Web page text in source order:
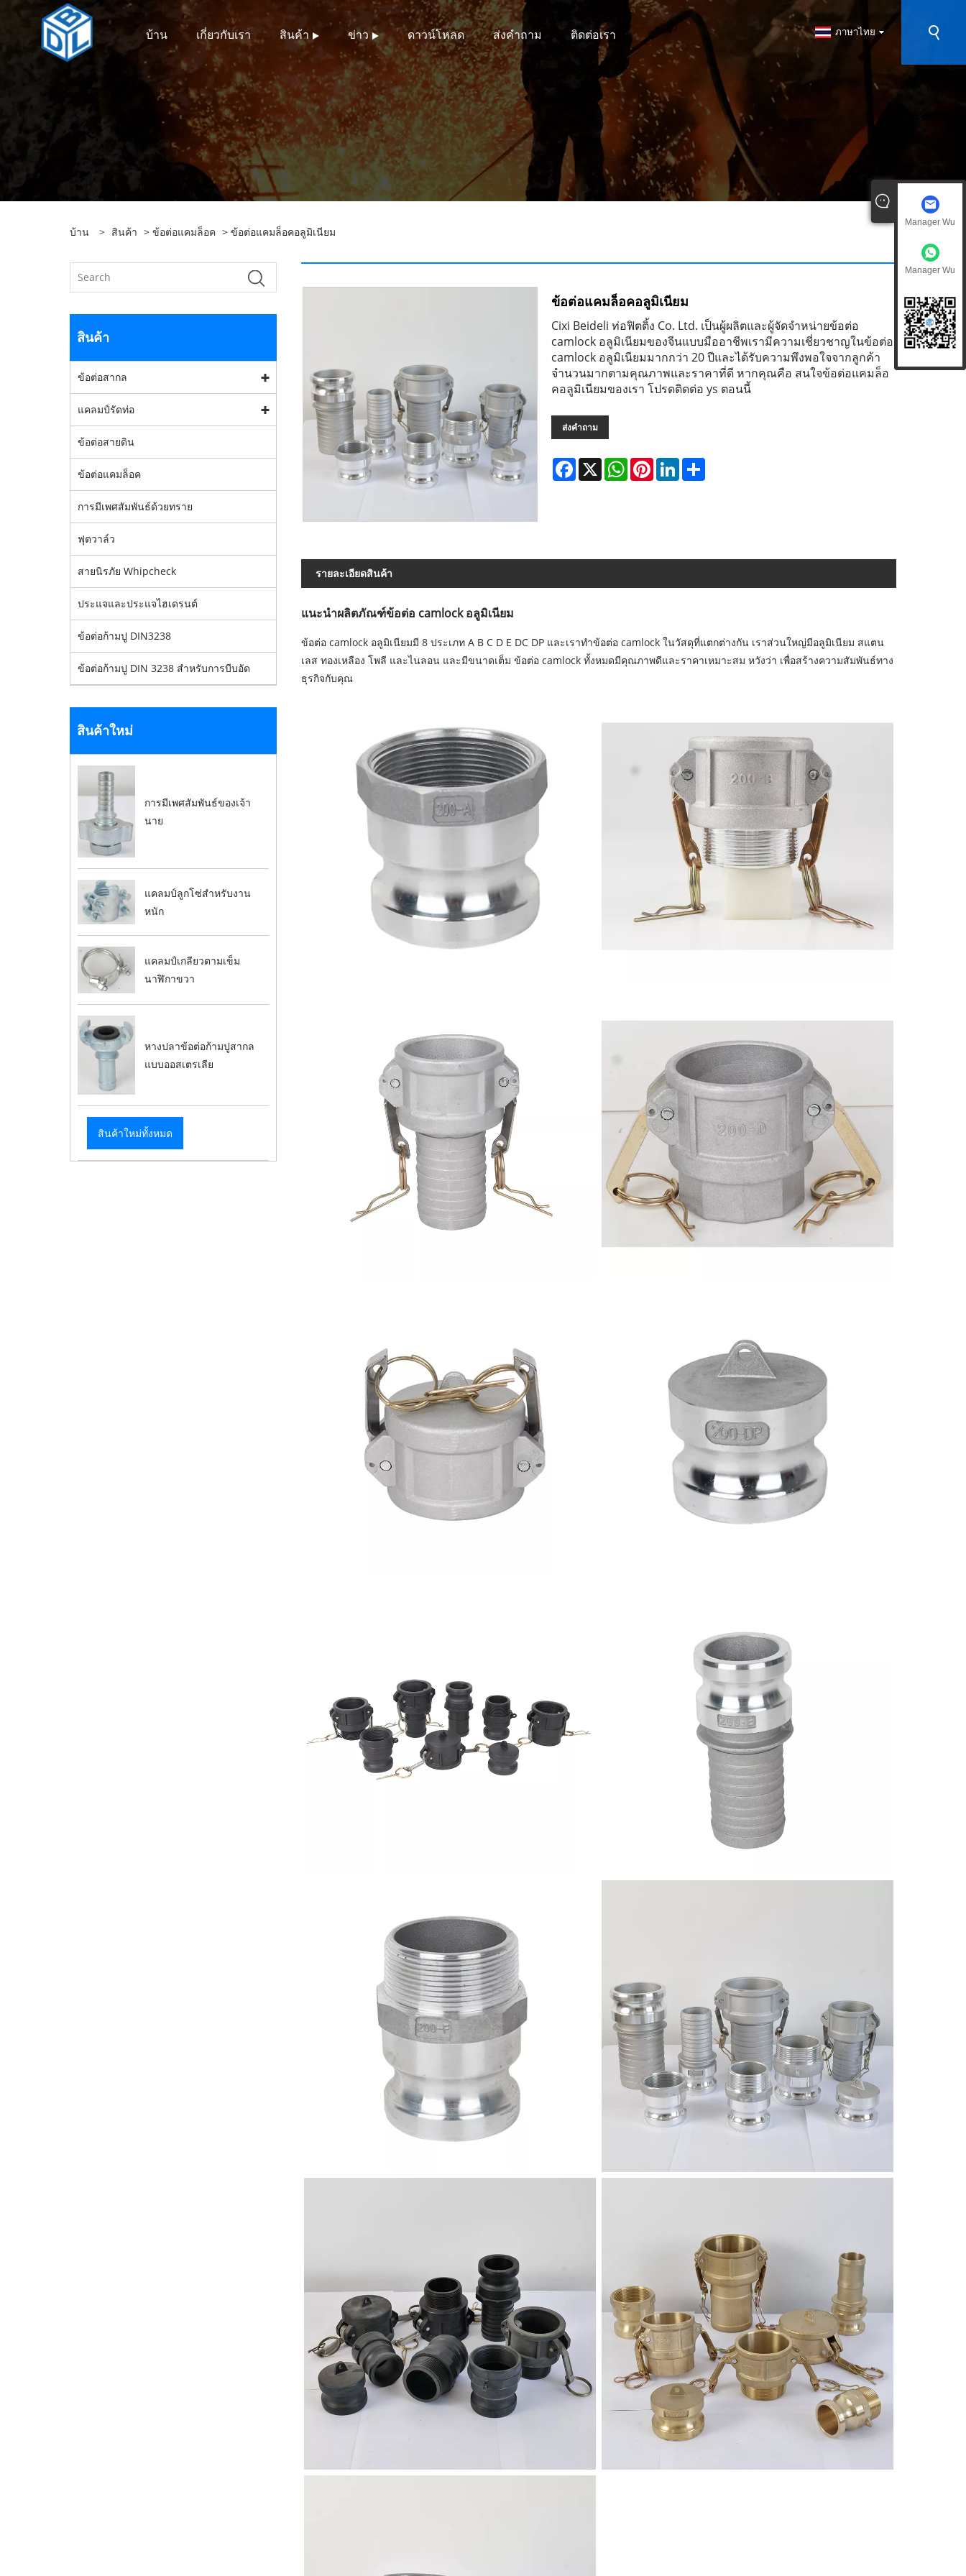
บ้าน เกี่ยวกับเรา สินค้า ข่าว ดาวน์โหลด ส่งคำถาม ติดต่อเรา ภาษาไทย
บ้าน > สินค้า > ข้อต่อแคมล็อค > ข้อต่อแคมล็อคอลูมิเนียม
สินค้า
ข้อต่อสากล
แคลมป์รัดท่อ
ข้อต่อสายดิน
ข้อต่อแคมล็อค
การมีเพศสัมพันธ์ด้วยทราย
ฟุตวาล์ว
สายนิรภัย Whipcheck
ประแจและประแจไฮเดรนต์
ข้อต่อก้ามปู DIN3238
ข้อต่อก้ามปู DIN 3238 สำหรับการบีบอัด
สินค้าใหม่
การมีเพศสัมพันธ์ของเจ้า
นาย
แคลมป์ลูกโซ่สำหรับงาน
หนัก
แคลมป์เกลียวตามเข็ม
นาฬิกาขวา
หางปลาข้อต่อก้ามปูสากล
แบบออสเตรเลีย
สินค้าใหม่ทั้งหมด
ข้อต่อแคมล็อคอลูมิเนียม
Cixi Beideli ท่อฟิตติ้ง Co. Ltd. เป็นผู้ผลิตและผู้จัดจำหน่ายข้อต่อ
camlock อลูมิเนียมของจีนแบบมืออาชีพเรามีความเชี่ยวชาญในข้อต่อ
camlock อลูมิเนียมมากกว่า 20 ปีและได้รับความพึงพอใจจากลูกค้า
จำนวนมากตามคุณภาพและราคาที่ดี หากคุณคือ สนใจข้อต่อแคมล็อ
คอลูมิเนียมของเรา โปรดติดต่อ ys ตอนนี้
ส่งคำถาม
Facebook
X WhatsAppPinterestLinkedInShare
รายละเอียดสินค้า
แนะนำผลิตภัณฑ์ข้อต่อ camlock อลูมิเนียม
ข้อต่อ camlock อลูมิเนียมมี 8 ประเภท A B C D E DC DP และเราทำข้อต่อ camlock ในวัสดุที่แตกต่างกัน เราส่วนใหญ่มีอลูมิเนียม สแตน
เลส ทองเหลือง โพลี และไนลอน และมีขนาดเต็ม ข้อต่อ camlock ทั้งหมดมีคุณภาพดีและราคาเหมาะสม หวังว่า เพื่อสร้างความสัมพันธ์ทาง
ธุรกิจกับคุณ
Manager Wu
Manager Wu